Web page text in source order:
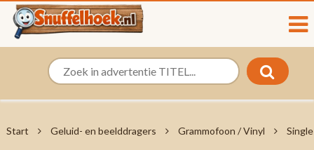
Start Geluid- en beelddragers Grammofoon / Vinyl